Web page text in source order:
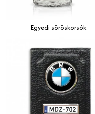
Egyedi söröskorsók